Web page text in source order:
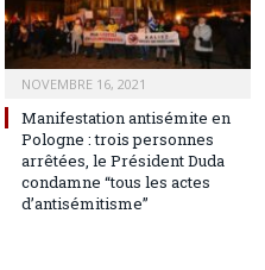
NOVEMBRE 16, 2021
Manifestation antisémite en
Pologne : trois personnes
arrêtées, le Président Duda
condamne “tous les actes
d’antisémitisme”